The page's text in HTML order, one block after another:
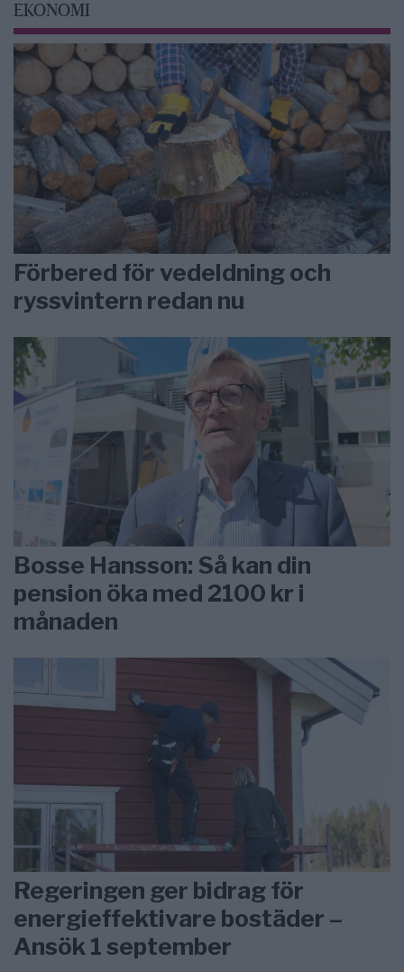
EKONOMI
Förbered för vedeldning och
ryssvintern redan nu
Bosse Hansson: Så kan din
pension öka med 2100 kr i
månaden
Regeringen ger bidrag för
energieffektivare bostäder –
Ansök 1 september